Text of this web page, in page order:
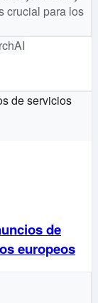
crucial para los
AI
de
europeos